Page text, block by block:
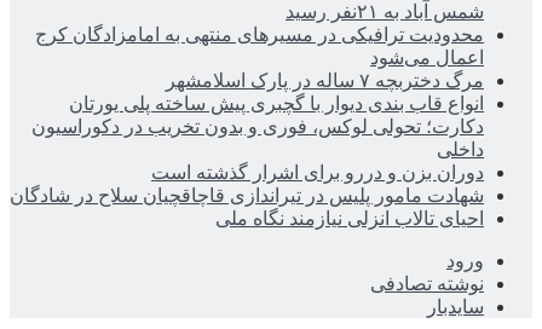
شمس آباد به ۲۱نفر رسید
محدودیت ترافیکی در مسیرهای منتهی به امامزادگان کرج
اعمال می‌شود
مرگ دختربچه ۷ ساله در پارک اسلامشهر
انواع قاب بندی دیوار با گچبری پیش ساخته پلی یورتان
دکارت؛ تحولی لوکس، فوری و بدون تخریب در دکوراسیون
داخلی
دوران بزن و دررو برای اشرار گذشته است
شهادت مامور پلیس در تیراندازی قاچاقچیان سلاح در شادگان
احیای تالاب انزلی نیازمند نگاه ملی
ورود
نوشته تصادفی
سایدبار